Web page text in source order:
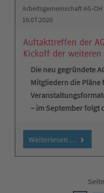
Arbeitsgemeinschaft AG-
16.07.2020
Auftakttreffen der
Kickoff der weiteren
Die neu gegründete
Mitgliedern die
– im September folgt
Weiterlesen …